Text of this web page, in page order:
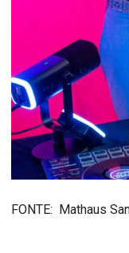
FONTE: Mathaus